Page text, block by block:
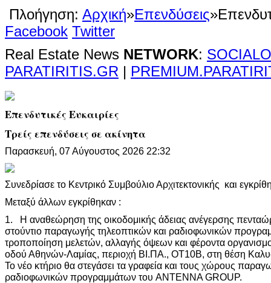
Πλοήγηση: Αρχική»Επενδύσεις»
Facebook Twitter
Real Estate News NETWORK:
PARATIRITIS.GR |
Επενδυτικές Ευκαιρίες
Τρείς επενδύσεις σε ακίνητα
Παρασκευή, 07 Αύγουστος 2026 22:32
Συνεδρίασε το Κεντρικό Συμβούλιο Αρχιτεκτονικής και
Μεταξύ άλλων εγκρίθηκαν :
1. Η αναθεώρηση της οικοδομικής άδειας ανέγερσης
στούντιο παραγωγής τηλεοπτικών και ραδιοφωνικών
τροποποίηση μελετών, αλλαγής όψεων και φέροντα
οδού Αθηνών-Λαμίας, περιοχή ΒΙ.ΠΑ., ΟΤ10Β, στη θέση
Το νέο κτήριο θα στεγάσει τα γραφεία και τους χώρους
ραδιοφωνικών προγραμμάτων του ANTENNA GROUP.